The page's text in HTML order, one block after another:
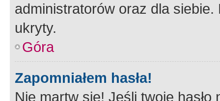
administratorów oraz dla
ukryty.
Góra
Zapomniałem hasła!
Nie martw się! Jeśli twoje